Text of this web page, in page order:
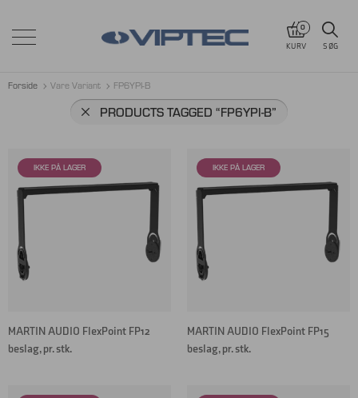
0
KURV SØG
Forside Vare Variant FP6YPI-B
PRODUCTS TAGGED “FP6YPI-B”
MARTIN AUDIO FlexPoint FP12
beslag, pr. stk.
MARTIN AUDIO FlexPoint FP15
beslag, pr. stk.